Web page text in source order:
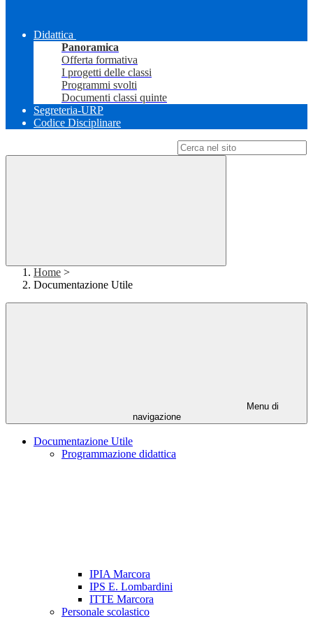
Didattica
Panoramica
Offerta formativa
I progetti delle classi
Programmi svolti
Documenti classi quinte
Segreteria-URP
Codice Disciplinare
Home >
Documentazione Utile
Menu di
navigazione
Documentazione Utile
Programmazione didattica
IPIA Marcora
IPS E. Lombardini
ITTE Marcora
Personale scolastico